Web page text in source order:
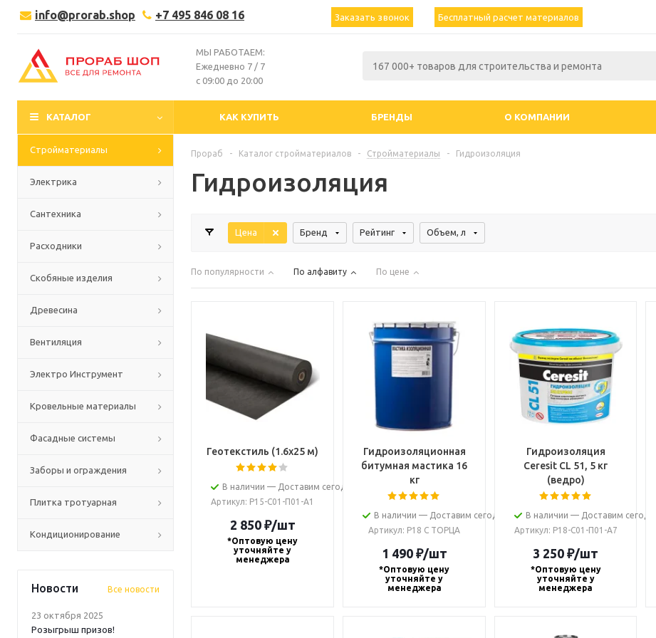
info@prorab.shop +7 495 846 08 16 Заказать звонок Бесплатный расчет материалов
МЫ РАБОТАЕМ:
Ежедневно 7 / 7
с 09:00 до 20:00
КАТАЛОГ КАК КУПИТЬ БРЕНДЫ О КОМПАНИИ
Стройматериалы
Электрика
Сантехника
Расходники
Скобяные изделия
Древесина
Вентиляция
Электро Инструмент
Кровельные материалы
Фасадные системы
Заборы и ограждения
Плитка тротуарная
Кондиционирование
Новости Все новости
23 октября 2025
Розыгрыш призов!
Прораб - Каталог стройматериалов - Стройматериалы - Гидроизоляция
Гидроизоляция
Цена Бренд Рейтинг Объем, л
По популярности По алфавиту По цене
Геотекстиль (1.6х25 м)
В наличии — Доставим сегодня
Артикул: Р15-С01-П01-А1
2 850₽/шт
*Оптовую цену
уточняйте у
менеджера
Гидроизоляционная
битумная мастика 16
кг
В наличии — Доставим сегодня
Артикул: Р18 С ТОРЦА
1 490₽/шт
*Оптовую цену
уточняйте у
менеджера
Гидроизоляция
Ceresit CL 51, 5 кг
(ведро)
В наличии — Доставим сегодня
Артикул: Р18-С01-П01-А7
3 250 ₽/шт
*Оптовую цену
уточняйте у
менеджера